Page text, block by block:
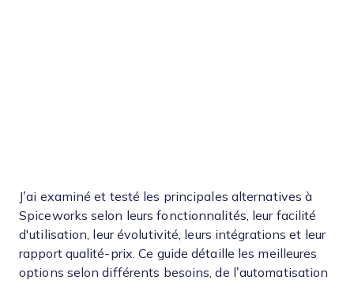
J’ai examiné et testé les principales alternatives à
Spiceworks selon leurs fonctionnalités, leur facilité
d'utilisation, leur évolutivité, leurs intégrations et leur
rapport qualité-prix. Ce guide détaille les meilleures
options selon différents besoins, de l’automatisation